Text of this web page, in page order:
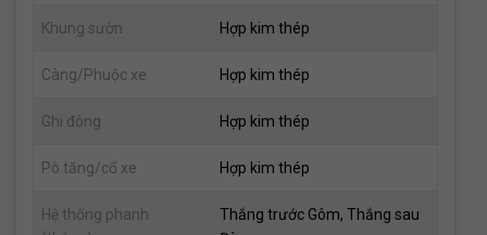
Khung sườn Hợp kim thép
Càng/Phuộc xe Hợp kim thép
Ghi đông Hợp kim thép
Pô tăng/cổ xe Hợp kim thép
Hệ thống phanh
Thắng trước Gôm, Thắng sau